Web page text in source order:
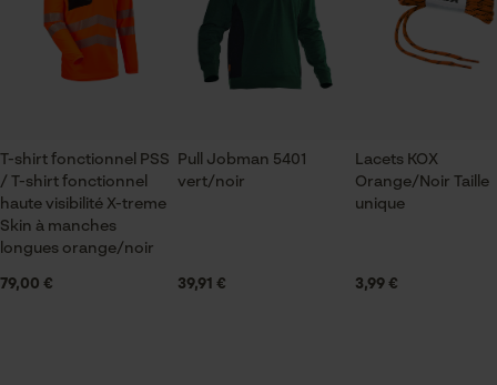
Applications
Écusson du logo
poignets élastiques
Échancrure du col
T-shirt fonctionnel PSS
/ T-shirt fonctionnel
haute visibilité X-treme
Skin à manches
longues orange/noir
79,00 €
Pull Jobman 5401
vert/noir
39,91 €
Lacets KOX
Orange/Noir Taille
unique
3,99 €
ID de session
Sauvegarder les préférences
pour traitement des données
Cookies statistiques